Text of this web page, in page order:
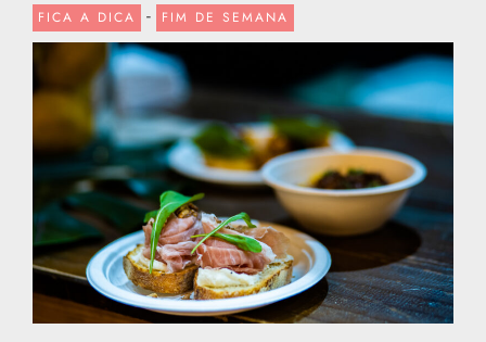
FICA A DICA - FIM DE SEMANA